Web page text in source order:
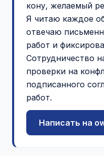
кону, желаемый
Я читаю каждое
отвечаю
работ и
Сотрудничество
проверки на
подписанного
работ.
Написать на